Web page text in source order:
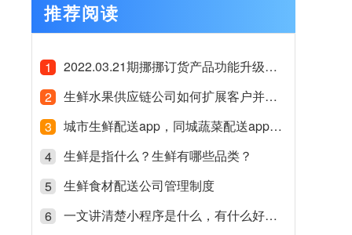
推荐阅读
1
2022.03.21期挪挪订货产品功能升级公告
2
生鲜水果供应链公司如何扩展客户并服务好客户
3
城市生鲜配送app，同城蔬菜配送app平台有哪些？
4
生鲜是指什么？生鲜有哪些品类？
5
生鲜食材配送公司管理制度
6
一文讲清楚小程序是什么，有什么好处，它跟app的区别